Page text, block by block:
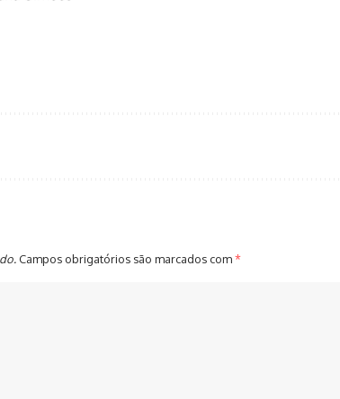
Campos obrigatórios são marcados com*